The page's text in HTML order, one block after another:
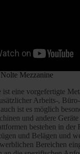
Mezzanine
ist eine vorgefertigte
Arbeits-,
ist es möglich
und andere
bestehen in der
und Belägen und
Bereichen